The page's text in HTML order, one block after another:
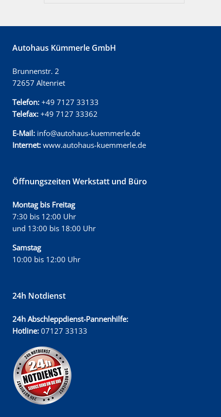
Autohaus Kümmerle GmbH
Brunnenstr. 2
72657 Altenriet
Telefon: +49 7127 33133
Telefax: +49 7127 33362
E-Mail: info@autohaus-kuemmerle.de
Internet: www.autohaus-kuemmerle.de
Öffnungszeiten Werkstatt und Büro
Montag bis Freitag
7:30 bis 12:00 Uhr
und 13:00 bis 18:00 Uhr
Samstag
10:00 bis 12:00 Uhr
24h Notdienst
24h Abschleppdienst-Pannenhilfe:
Hotline: 07127 33133